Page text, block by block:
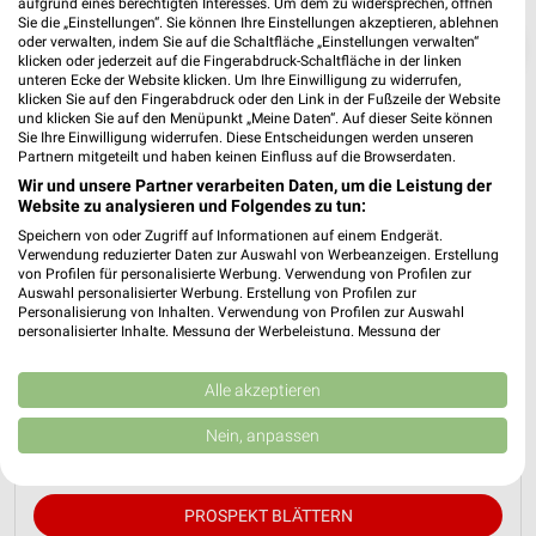
❯
JYSK Prospekt für Jessen (Elster) ab So.
den 12.07.
Spare bis zu 70%
Gültig von 12. Jul. bis 15. Aug.
Kalendereintrag erstellen
PROSPEKT BLÄTTERN
Sie die „Einstellungen“. Sie können Ihre Einstellungen akzeptieren, ablehnen
oder verwalten, indem Sie auf die Schaltfläche „Einstellungen verwalten“
klicken oder jederzeit auf die Fingerabdruck-Schaltfläche in der linken
unteren Ecke der Website klicken. Um Ihre Einwilligung zu widerrufen,
klicken Sie auf den Fingerabdruck oder den Link in der Fußzeile der Website
und klicken Sie auf den Menüpunkt „Meine Daten“. Auf dieser Seite können
Sie Ihre Einwilligung widerrufen. Diese Entscheidungen werden unseren
Partnern mitgeteilt und haben keinen Einfluss auf die Browserdaten.
Wir und unsere Partner verarbeiten Daten, um die Leistung der
Website zu analysieren und Folgendes zu tun:
Speichern von oder Zugriff auf Informationen auf einem Endgerät.
Verwendung reduzierter Daten zur Auswahl von Werbeanzeigen. Erstellung
von Profilen für personalisierte Werbung. Verwendung von Profilen zur
Auswahl personalisierter Werbung. Erstellung von Profilen zur
Personalisierung von Inhalten. Verwendung von Profilen zur Auswahl
personalisierter Inhalte. Messung der Werbeleistung. Messung der
Kombinationen von Daten aus verschiedenen Quellen. Entwicklung und
Verbesserung der Angebote. Verwendung reduzierter Daten zur Auswahl
von Inhalten.
Daten können außerhalb der Europäischen Union weitergegeben und in die
Website/App.
Partnerliste anzeigen (1 IAB-Anbieter)
Alle akzeptieren
Nein, anpassen